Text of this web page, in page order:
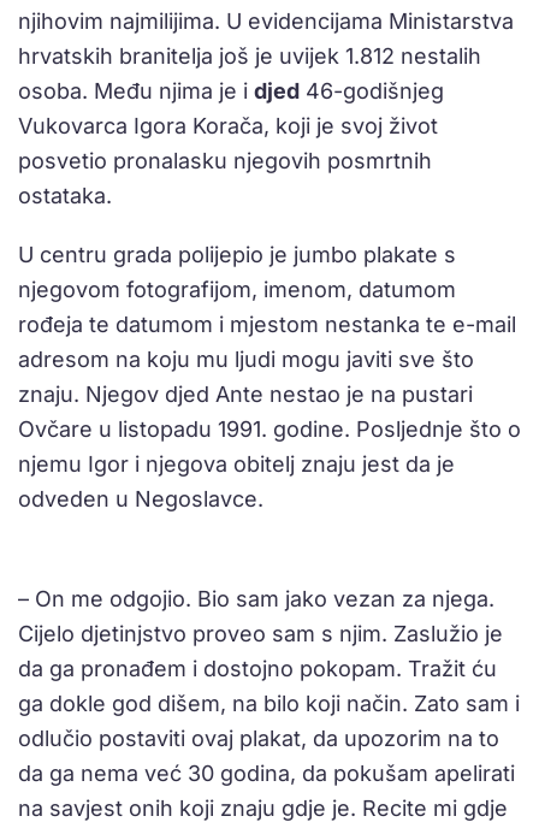
njihovim najmilijima. U evidencijama Ministarstva
hrvatskih branitelja još je uvijek 1.812 nestalih
osoba. Među njima je i djed 46-godišnjeg
Vukovarca Igora Korača, koji je svoj život
posvetio pronalasku njegovih posmrtnih
ostataka.
U centru grada polijepio je jumbo plakate s
njegovom fotografijom, imenom, datumom
rođeja te datumom i mjestom nestanka te e-mail
adresom na koju mu ljudi mogu javiti sve što
znaju. Njegov djed Ante nestao je na pustari
Ovčare u listopadu 1991. godine. Posljednje što o
njemu Igor i njegova obitelj znaju jest da je
odveden u Negoslavce.
– On me odgojio. Bio sam jako vezan za njega.
Cijelo djetinjstvo proveo sam s njim. Zaslužio je
da ga pronađem i dostojno pokopam. Tražit ću
ga dokle god dišem, na bilo koji način. Zato sam i
odlučio postaviti ovaj plakat, da upozorim na to
da ga nema već 30 godina, da pokušam apelirati
na savjest onih koji znaju gdje je. Recite mi gdje